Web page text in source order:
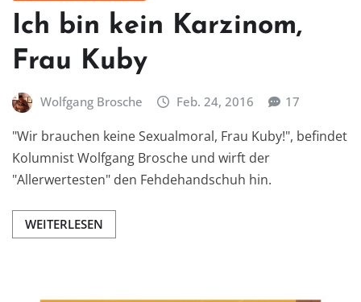
Ich bin kein Karzinom,
Frau Kuby
Wolfgang Brosche Feb. 24, 2016 17
"Wir brauchen keine Sexualmoral, Frau Kuby!", befindet
Kolumnist Wolfgang Brosche und wirft der
"Allerwertesten" den Fehdehandschuh hin.
WEITERLESEN